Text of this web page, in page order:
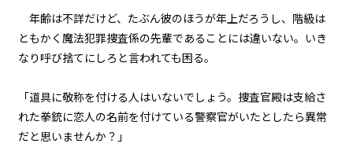
第１話
『Serial killer（連続殺人鬼）』
＜８＞
第１話
『Serial killer（連続殺人鬼）』
＜９＞
年齢は不詳だけど、たぶん彼のほうが年上だろうし、階級は
ともかく魔法犯罪捜査係の先輩であることには違いない。いき
なり呼び捨てにしろと言われても困る。
「道具に敬称を付ける人はいないでしょう。捜査官殿は支給さ
れた拳銃に恋人の名前を付けている警察官がいたとしたら異常
だと思いませんか？」